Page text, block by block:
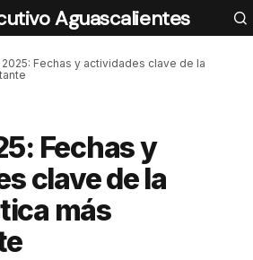
Aguascalientes
2025: Fechas y actividades clave de la
Fechas y
clave de la
más